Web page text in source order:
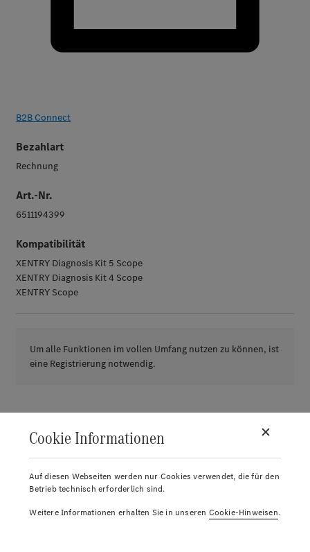
B2B Connect
Bezahlart
Rechnung
Art.-Nr.
6511194399
Kompatibilität
XENTRY Diagnosis Kit 5 Scope
XENTRY Diagnosis Kit 4 Scope
XENTRY Scope
Um alle Funktionen im vollen Umfang nutzen zu können, ist
eine Registrierung notwendig.
Cookie Informationen
Auf diesen Webseiten werden nur Cookies verwendet, die für den
Betrieb technisch erforderlich sind.
Weitere Informationen erhalten Sie in unseren Cookie-Hinweisen.
© 2026.Mercedes-Benz AG.